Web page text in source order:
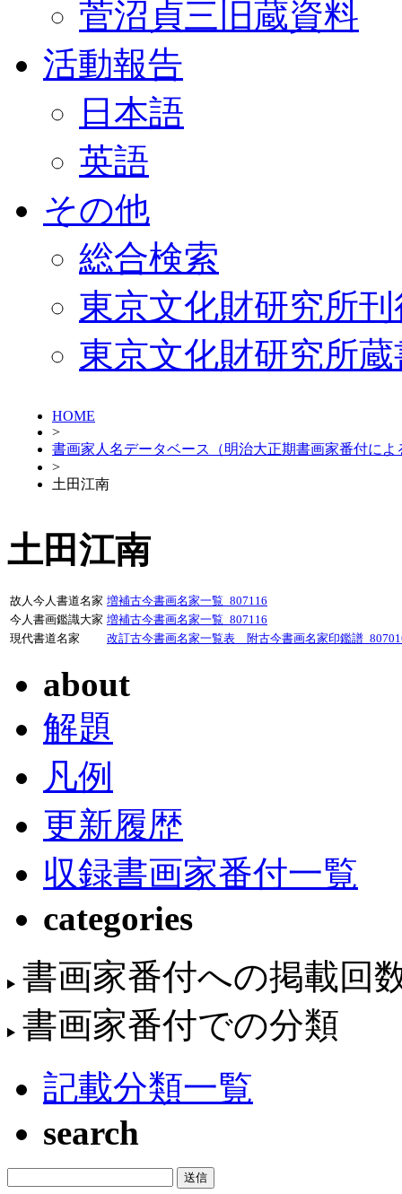
菅沼貞三旧蔵資料
活動報告
日本語
英語
その他
総合検索
東京文化財研究所
東京文化財研究所
HOME
>
書画家人名データベース（明治大正期書画家番付によ
>
土田江南
土田江南
故人今人書道名家 増補古今書画名家一覧_807116
今人書画鑑識大家 増補古今書画名家一覧_807116
現代書道名家
改訂古今書画名家一覧表 附古今書画名家印鑑譜
about
解題
凡例
更新履歴
収録書画家番付一覧
categories
書画家番付への掲載回
書画家番付での分類
記載分類一覧
search